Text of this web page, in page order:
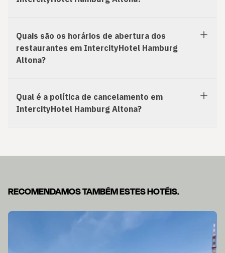
Quais são os horários de abertura dos
restaurantes em IntercityHotel Hamburg
Altona?
Qual é a política de cancelamento em
IntercityHotel Hamburg Altona?
RECOMENDAMOS TAMBÉM ESTES HOTÉIS.